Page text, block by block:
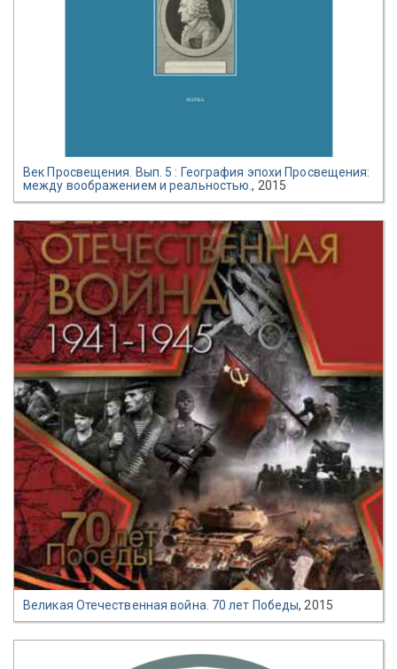
Век Просвещения. Вып. 5 : География эпохи Просвещения:
между воображением и реальностью., 2015
Великая Отечественная война. 70 лет Победы, 2015